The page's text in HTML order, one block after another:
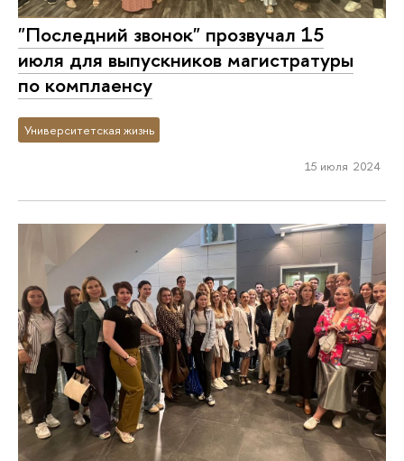
"Последний звонок" прозвучал 15
июля для выпускников магистратуры
по комплаенсу
Университетская жизнь
15 июля 2024